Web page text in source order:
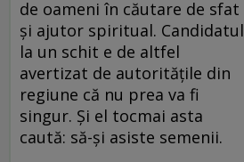
de oameni în căutare de sfat
şi ajutor spiritual. Candidatul
la un schit e de altfel
avertizat de autorităţile din
regiune că nu prea va fi
singur. Şi el tocmai asta
caută: să-şi asiste semenii.